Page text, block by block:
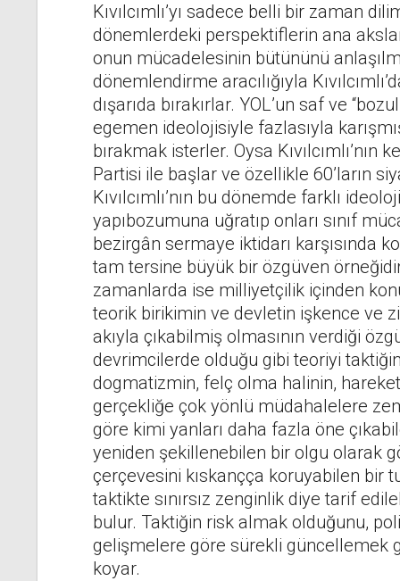
Kıvılcımlı’yı sadece belli bir zaman
dönemlerdeki perspektiflerin ana
onun mücadelesinin bütününü
dönemlendirme aracılığıyla
dışarıda bırakırlar. YOL’un saf ve
egemen ideolojisiyle fazlasıyla karışmış
bırakmak isterler. Oysa
Partisi ile başlar ve özellikle 60’ların
Kıvılcımlı’nın bu dönemde farklı
yapıbozumuna uğratıp onları sınıf
bezirgân sermaye iktidarı karşısında
tam tersine büyük bir özgüven
zamanlarda ise milliyetçilik içinden
teorik birikimin ve devletin işkence ve
akıyla çıkabilmiş olmasının verdiği
devrimcilerde olduğu gibi teoriyi
dogmatizmin, felç olma halinin,
gerçekliğe çok yönlü müdahalelere
göre kimi yanları daha fazla öne
yeniden şekillenebilen bir olgu olarak
çerçevesini kıskançça koruyabilen bir
taktikte sınırsız zenginlik diye tarif
bulur. Taktiğin risk almak olduğunu,
gelişmelere göre sürekli güncellemek
koyar.